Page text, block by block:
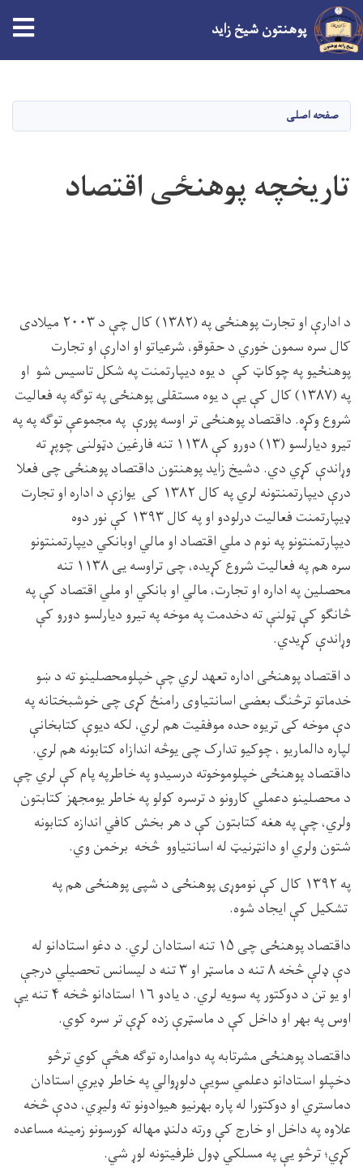
content
پوهنتون شیخ زاید
صفحه اصلی
تاریخچه پوهنځی اقتصاد
د ادارې او تجارت پوهنځی په (۱۳۸۲) کال چې د ۲۰۰۳ میلادی
کال سره سمون خوري د حقوقو، شرعياتو او ادارې او تجارت
پوهنځیو په چوکاټ کې د یوه دیپارتمنت په شکل تاسیس شو او
په (۱۳۸۷) کال کې یې د یوه مستقلى پوهنځی په توګه په فعالیت
شروع وکړه. داقتصاد پوهنځی تر اوسه پورې په مجموعې توګه په په
تیرو دیارلسو (۱۳) دورو کې ۱۱۳۸ تنه فارغین دټولنی چوپړ ته
وړاندې کړي دي. دشيخ زاید پوهنتون داقتصاد پوهنځی چی فعلا
درې دیپارتمنتونه لري په کال ۱۳۸۲ کی یوازې د اداره او تجارت
ډیپارتمنت فعالیت درلودو او په کال ۱۳۹۳ کې نور دوه
دیپارتمنتونو په نوم د ملي اقتصاد او مالي اوبانکي دیپارتمنتونو
سره هم په فعالیت شروع کړیده، چی تراوسه یی ۱۱۳۸ تنه
محصلین په اداره او تجارت، مالي او بانکي او ملي اقتصاد کې په
څانګو کې ټولنې ته دخدمت په موخه په تیرو دیارلسو دورو کې
وړاندې کړیدي.
د اقتصاد پوهنځی اداره تعهد لري چې خپلومحصلینو ته د ښو
خدماتو ترڅنګ بعضی اسانتیاوی رامنځ کړی چی خوشبختانه په
دې موخه کی تریوه حده موفقیت هم لري، لکه دیوې کتابخانې
لپاره دالماریو ، چوکیو تدارک چی یوڅه اندازاه کتابونه هم لري.
داقتصاد پوهنځی خپلوموخوته درسیدو په خاطرپه پام کې لري چې
د محصلینو دعملي کارونو د ترسره کولو په خاطر یومجهز کتابتون
ولري، چې په هغه کتابتون کې د هر بخش کافي اندازه کتابونه
شتون ولري او دانټرنیټ له اسانتیاوو څخه برخمن وي.
په ١٣٩۲ کال کې نوموړى پوهنځى د شپى پوهنځى هم په
تشکيل کې ایجاد شوه.
داقتصاد پوهنځی چی ۱۵ تنه استادان لري. د دغو استادانو له
دې ډلې څخه ۸ تنه د ماسټر او ۳ تنه د لیسانس تحصیلي درجې
او یو تن د دوکتور په سویه لري. د یادو ۱۶ استادانو څخه ۴ تنه یې
اوس په بهر او داخل کې د ماسټرې زده کړې تر سره کوي.
داقتصاد پوهنځی مشرتابه په دوامداره توګه هڅې کوي ترڅو
دخپلو استادانو دعلمي سویې دلوړوالي په خاطر ډیري استادان
دماستري او دوکتورا له پاره بهرنیو هیوادونو ته ولیږي، ددې څخه
علاوه په داخل او خارج کې ورته دلنډ مهاله کورسونو زمینه مساعده
کړي؛ ترڅو یې په مسلکي ډول ظرفیتونه لوړ شي.